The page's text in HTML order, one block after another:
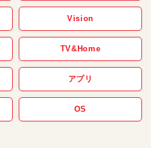
Vision
TV&Home
アプリ
OS